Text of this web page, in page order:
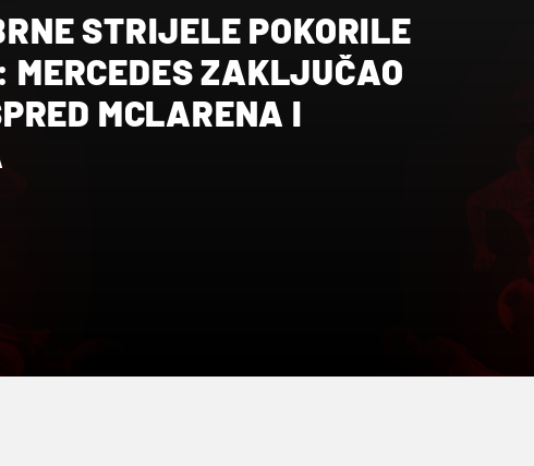
STRIJELE POKORILE
MERCEDES ZAKLJUČAO
MCLARENA I